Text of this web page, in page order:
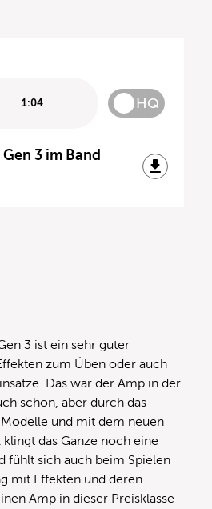
1:04 HQ
3 im Band
3 ist ein sehr guter
zum Üben oder auch
Das war der Amp in der
schon, aber durch das
und mit dem neuen
das Ganze noch eine
fühlt sich auch beim Spielen
mit Effekten und deren
Amp in dieser Preisklasse